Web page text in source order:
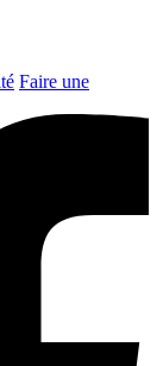
Faire une